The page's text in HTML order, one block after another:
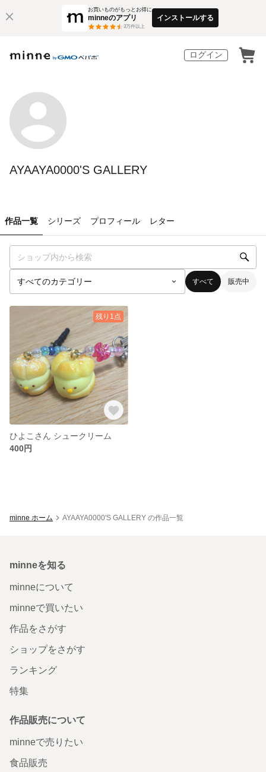
お買いものがもっとお得に
minneのアプリ
3万件以上
インストールする
ログイン
AYAAYA0000'S GALLERY
作品一覧 シリーズ プロフィール レター
すべて 販売中
残り1点
ひよこさん シュークリーム
400円
minne ホーム AYAAYA0000'S GALLERY の作品一覧
minneを知る
minneについて
minneで買いたい
作品をさがす
ショップをさがす
ランキング
特集
作品販売について
minneで売りたい
食品販売